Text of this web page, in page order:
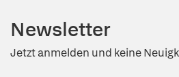
Newsletter
Jetzt anmelden und keine